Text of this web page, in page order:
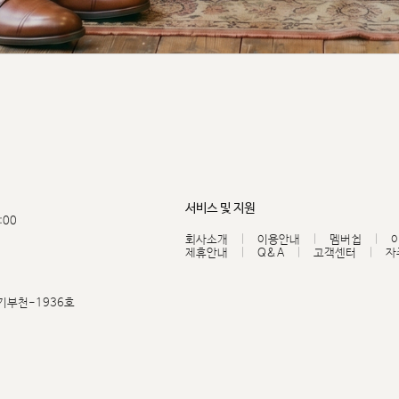
부천-1936호
서비스 및 지원
회사소개 이용안내 멤버쉽
제휴안내
Q&A 고객센터 자